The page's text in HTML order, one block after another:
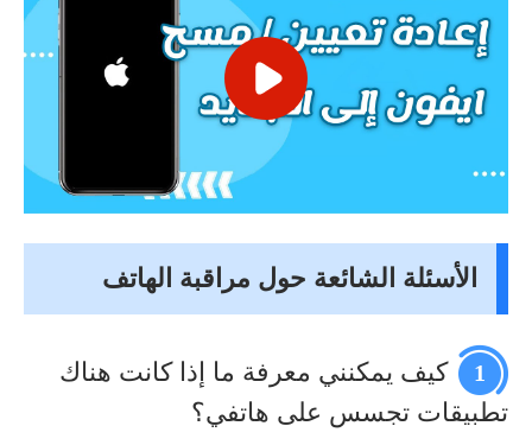
الأسئلة الشائعة حول مراقبة الهاتف
1
كيف يمكنني معرفة ما إذا كانت هناك
تطبيقات تجسس على هاتفي؟